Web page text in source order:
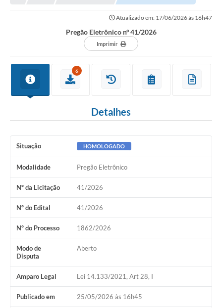
Atualizado em: 17/06/2026 às 16h47
Pregão Eletrônico nº 41/2026
Imprimir
6
Detalhes
Situação HOMOLOGADO
Modalidade Pregão Eletrônico
Nº da Licitação 41/2026
Nº do Edital 41/2026
Nº do Processo 1862/2026
Modo de
Disputa
Aberto
Amparo Legal Lei 14.133/2021, Art 28, I
Publicado em 25/05/2026 às 16h45